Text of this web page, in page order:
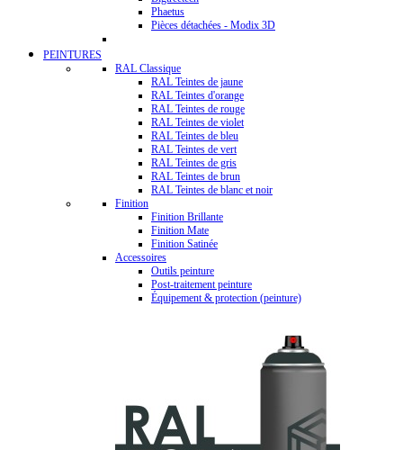
Phaetus
Pièces détachées - Modix 3D
PEINTURES
RAL Classique
RAL Teintes de jaune
RAL Teintes d'orange
RAL Teintes de rouge
RAL Teintes de violet
RAL Teintes de bleu
RAL Teintes de vert
RAL Teintes de gris
RAL Teintes de brun
RAL Teintes de blanc et noir
Finition
Finition Brillante
Finition Mate
Finition Satinée
Accessoires
Outils peinture
Post-traitement peinture
Équipement & protection (peinture)